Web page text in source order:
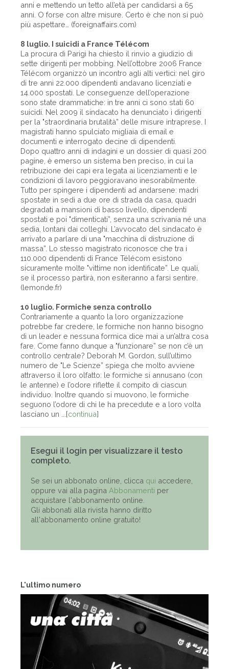
L'ultimo numero
anni e mettendo un tetto all’età per candidarsi a 65
anni. O forse con altre misure. Certo è che non si può
più aspettare… (foreignaffairs.com)
8 luglio. I suicidi a France Télécom
La procura di Parigi ha chiesto il rinvio a giudizio di
sette dirigenti per mobbing. Nell’ottobre 2006 France
Télécom organizzò un incontro agli alti vertici: nel giro
di tre anni 22.000 dipendenti andavano licenziati e
14.000 spostati. Le conseguenze dell’operazione
sono state drammatiche: in tre anni ci sono stati 60
suicidi. Nel 2009 il sindacato ha denunciato i dirigenti
per la "straordinaria brutalità” delle misure intraprese. I
magistrati hanno spulciato migliaia di email e
documenti e interrogato decine di dipendenti.
Dopo quattro anni di indagini e un dossier di quasi 200
pagine, è emerso un sistema ben preciso, in cui la
retribuzione dei capi era legata ai licenziamenti e le
condizioni di lavoro peggioravano inesorabilmente.
Tutto per spingere i dipendenti ad andarsene: madri
spostate in sedi a due ore di strada da casa, quadri
degradati a mansioni di basso livello, dipendenti
spostati e poi "dimenticati”, senza una scrivania né una
sedia, lontani dai colleghi. L’avvocato del sindacato è
arrivato a parlare di una "macchina di distruzione di
massa”. Lo stesso magistrato riconosce che tra i
110.000 dipendenti di France Télécom esistono
sicuramente molte "vittime non identificate”. Le quali,
se il processo partirà, non esiteranno a farsi sentire.
(lemonde.fr)
10 luglio. Formiche senza controllo
Contrariamente a quanto la loro organizzazione
potrebbe far credere, le formiche non hanno bisogno
di un leader e nessuna formica dice mai a un’altra cosa
fare. Come fanno dunque a "funzionare” se non c’è un
controllo centrale? Deborah M. Gordon, sull’ultimo
numero de "Le Scienze” spiega che molto avviene
attraverso il loro olfatto: le formiche si annusano (con
le antenne) e l’odore riflette il compito di ciascun
individuo. Inoltre quando si muovono, le formiche
seguono l’odore di chi le ha precedute e a loro volta
lasciano un ...[continua]
Esegui il login per visualizzare il testo
completo.
Se sei un abbonato online, clicca qui accedere,
oppure vai alla pagina Abbonamenti per
acquistare l'abbonamento online.
Gli abbonati alla rivista hanno diritto
all'abbonamento online gratuito!